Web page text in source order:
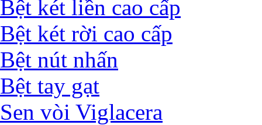
Bệt két liền cao cấp
Bệt két rời cao cấp
Bệt nút nhấn
Bệt tay gạt
Sen vòi Viglacera